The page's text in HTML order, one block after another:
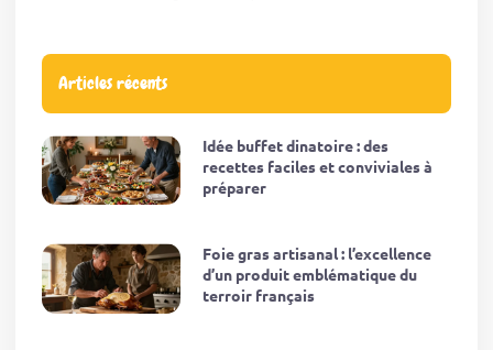
Articles récents
Idée buffet dinatoire : des
recettes faciles et conviviales à
préparer
Foie gras artisanal : l’excellence
d’un produit emblématique du
terroir français